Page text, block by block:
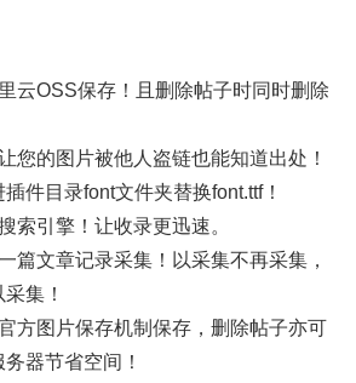
云OSS保存！且删除帖子时同时删除
您的图片被他人盗链也能知道出处！
件目录font文件夹替换font.ttf！
索引擎！让收录更迅速。
篇文章记录采集！以采集不再采集，
集！
方图片保存机制保存，删除帖子亦可
器节省空间！